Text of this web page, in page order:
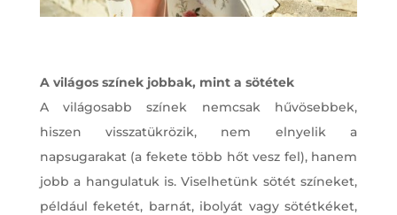
A világos színek jobbak, mint a sötétek
A világosabb színek nemcsak hűvösebbek,
hiszen visszatükrözik, nem elnyelik a
napsugarakat (a fekete több hőt vesz fel), hanem
jobb a hangulatuk is. Viselhetünk sötét színeket,
például feketét, barnát, ibolyát vagy sötétkéket,